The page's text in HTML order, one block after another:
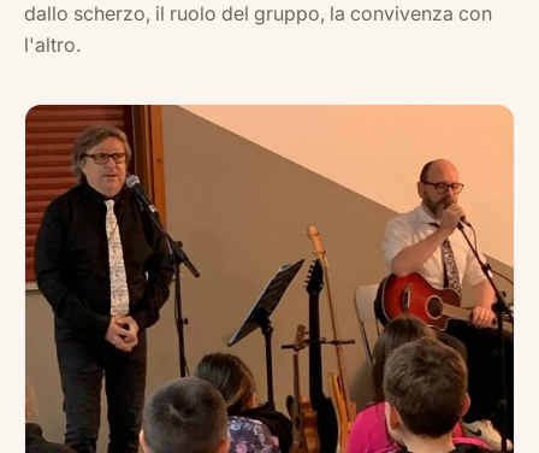
dallo scherzo, il ruolo del gruppo, la convivenza con
l'altro.